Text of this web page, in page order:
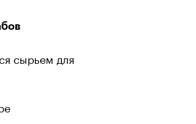
сырьем для